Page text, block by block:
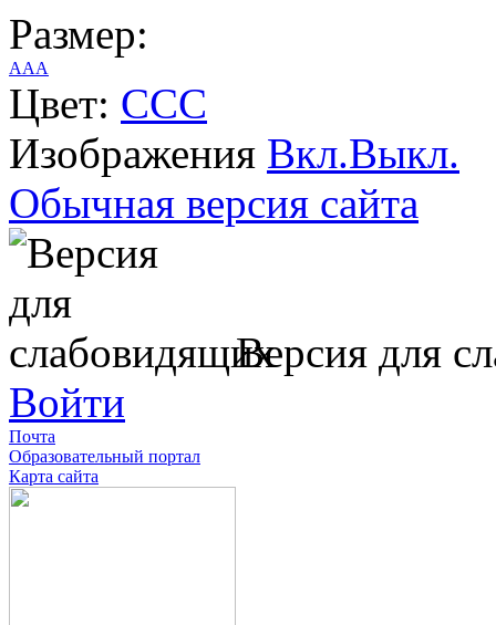
Размер:
AAA
Цвет: CCC
Изображения Вкл.Выкл.
Обычная версия сайта
Версия для
Войти
Почта
Образовательный портал
Карта сайта